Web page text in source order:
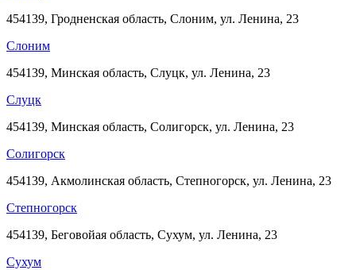
454139, Гродненская область, Слоним, ул. Ленина, 23
Слоним
454139, Минская область, Слуцк, ул. Ленина, 23
Слуцк
454139, Минская область, Солигорск, ул. Ленина, 23
Солигорск
454139, Акмолинская область, Степногорск, ул. Ленина, 23
Степногорск
454139, Беговойая область, Сухум, ул. Ленина, 23
Сухум